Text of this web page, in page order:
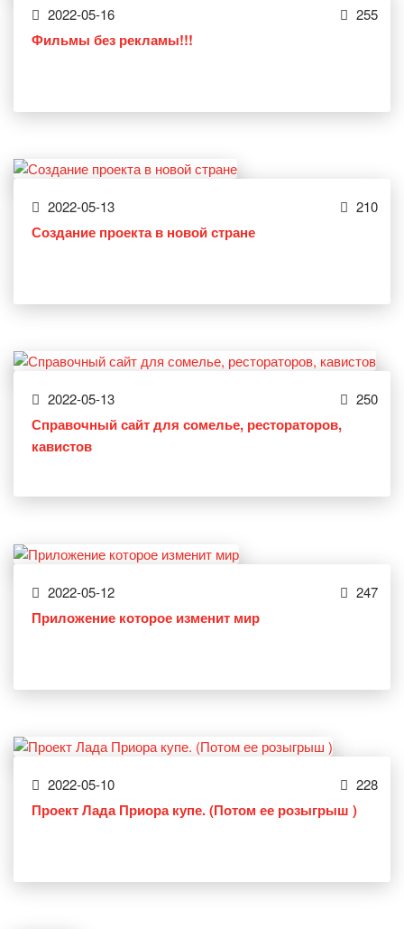
2022-05-16 255
Фильмы без рекламы!!!
2022-05-13 210
Создание проекта в новой стране
2022-05-13 250
Справочный сайт для сомелье, рестораторов,
кавистов
2022-05-12 247
Приложение которое изменит мир
2022-05-10 228
Проект Лада Приора купе. (Потом ее розыгрыш )